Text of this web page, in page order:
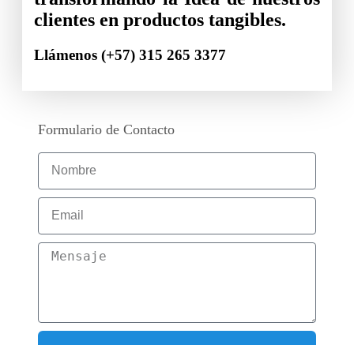
clientes en productos tangibles.
Llámenos (+57) 315 265 3377
Formulario de Contacto